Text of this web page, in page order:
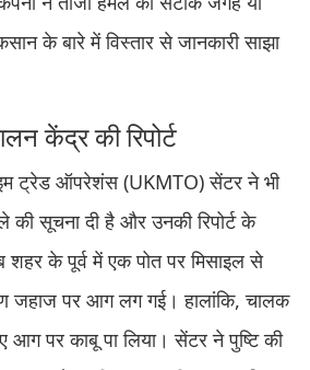
के बारे में विस्तार से जानकारी साझा
केंद्र की रिपोर्ट
ट्रेड ऑपरेशंस (UKMTO) सेंटर ने भी
की सूचना दी है और उनकी रिपोर्ट के
के पूर्व में एक पोत पर मिसाइल से
जहाज पर आग लग गई। हालांकि, चालक
आग पर काबू पा लिया। सेंटर ने पुष्टि की